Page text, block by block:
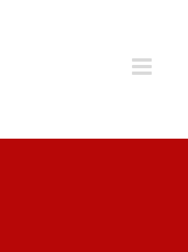
content